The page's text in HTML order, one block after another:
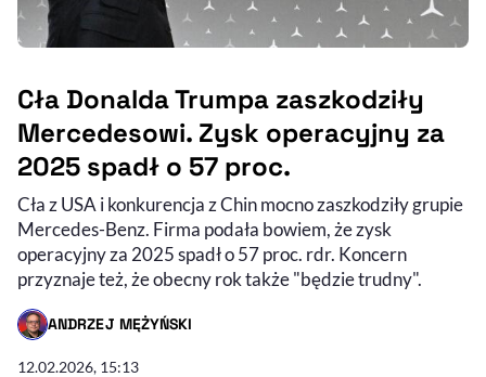
Cła Donalda Trumpa zaszkodziły
Mercedesowi. Zysk operacyjny za
2025 spadł o 57 proc.
Cła z USA i konkurencja z Chin mocno zaszkodziły grupie
Mercedes-Benz. Firma podała bowiem, że zysk
operacyjny za 2025 spadł o 57 proc. rdr. Koncern
przyznaje też, że obecny rok także "będzie trudny".
ANDRZEJ MĘŻYŃSKI
- AUTOR ARTYKUŁU - PROFIL
12.02.2026, 15:13